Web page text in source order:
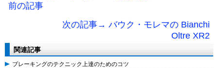
前の記事
次の記事→ バウク・モレマの Bianchi
Oltre XR2
関連記事
ブレーキングのテクニック上達のためのコツ